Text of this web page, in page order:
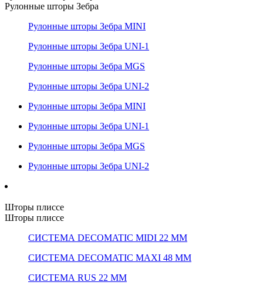
Рулонные шторы Зебра
Рулонные шторы Зебра MINI
Рулонные шторы Зебра UNI-1
Рулонные шторы Зебра MGS
Рулонные шторы Зебра UNI-2
Рулонные шторы Зебра MINI
Рулонные шторы Зебра UNI-1
Рулонные шторы Зебра MGS
Рулонные шторы Зебра UNI-2
Шторы плиссе
Шторы плиссе
СИСТЕМА DECOMATIC MIDI 22 ММ
СИСТЕМА DECOMATIC MAXI 48 ММ
СИСТЕМА RUS 22 ММ